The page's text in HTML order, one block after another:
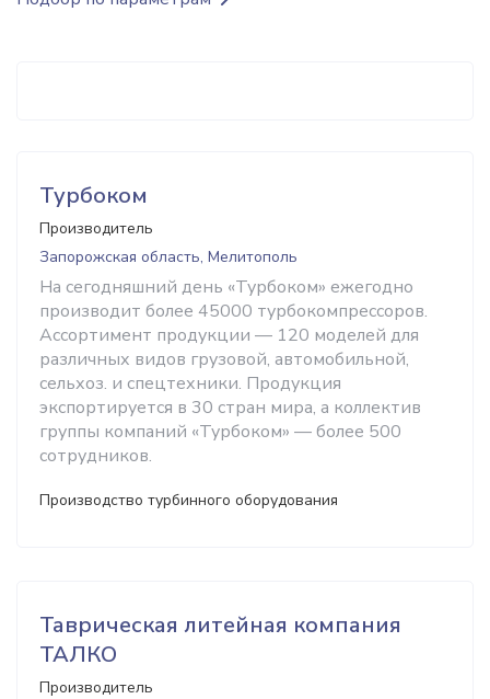
Турбоком
Производитель
Запорожская область, Мелитополь
На сегодняшний день «Турбоком» ежегодно
производит более 45000 турбокомпрессоров.
Ассортимент продукции — 120 моделей для
различных видов грузовой, автомобильной,
сельхоз. и спецтехники. Продукция
экспортируется в 30 стран мира, а коллектив
группы компаний «Турбоком» — более 500
сотрудников.
Производство турбинного оборудования
Таврическая литейная компания
ТАЛКО
Производитель